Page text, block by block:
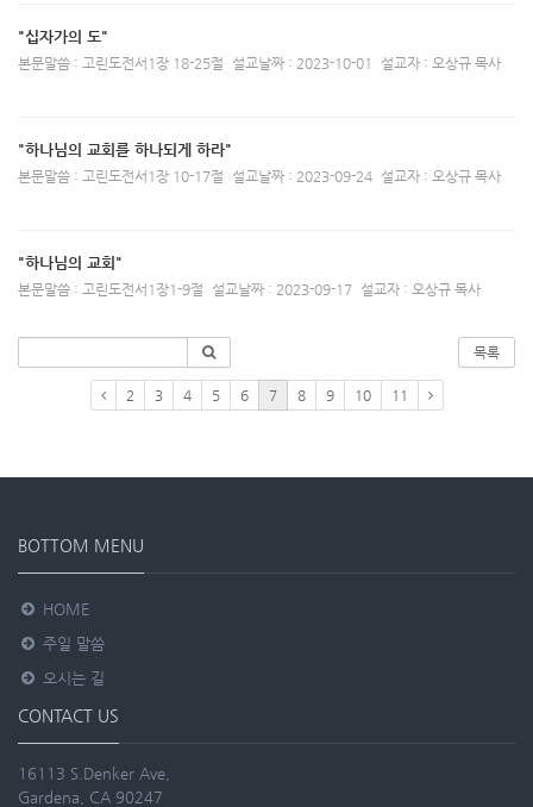
"십자가의 도"
본문말씀 : 고린도전서1장 18-25절 설교날짜 : 2023-10-01 설교자 : 오상규 목사
"하나님의 교회를 하나되게 하라"
본문말씀 : 고린도전서1장 10-17절 설교날짜 : 2023-09-24 설교자 : 오상규 목사
"하나님의 교회"
본문말씀 : 고린도전서1장1-9절 설교날짜 : 2023-09-17 설교자 : 오상규 목사
목록
2 3 4 5 6 7 8 9 10 11
BOTTOM MENU
HOME
주일 말씀
오시는 길
CONTACT US
16113 S.Denker Ave,
Gardena, CA 90247